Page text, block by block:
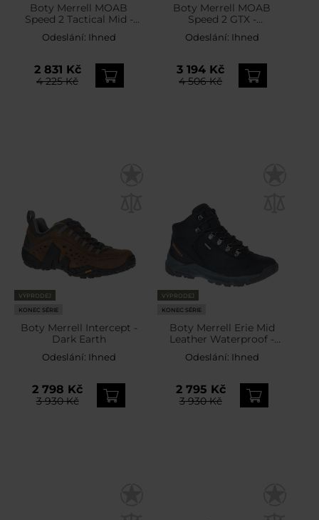
Boty Merrell MOAB
Speed 2 Tactical Mid -
Coyote
Odeslání: Ihned
2 831 Kč
4 225 Kč
Boty Merrell MOAB
Speed 2 GTX -
Black/Moon
Odeslání: Ihned
3 194 Kč
4 506 Kč
VÝPRODEJ
KONEC SÉRIE
Boty Merrell Intercept -
Dark Earth
Odeslání: Ihned
2 798 Kč
3 930 Kč
VÝPRODEJ
KONEC SÉRIE
Boty Merrell Erie Mid
Leather Waterproof -
Black
Odeslání: Ihned
2 795 Kč
3 930 Kč